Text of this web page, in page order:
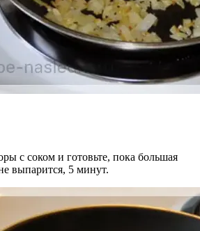
с соком и готовьте, пока большая
выпарится, 5 минут.